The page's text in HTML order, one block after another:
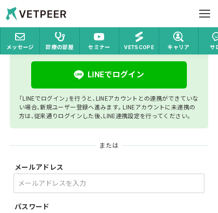
Vetpeer 獣医師みんなで作る、情報交換コミュ
お問い合わせ
新規登録
メッセージ 診療の部屋 セミナー VETSCOPE キャリア サ
ホーム ログイン
ログイン
LINEでログイン
「LINEでログイン」を行うと、LINEアカウントとの連携ができていな
い場合、新規ユーザー登録へ進みます。LINEアカウントに未連携の
方は、従来通りログインした後、LINE連携設定を行ってください。
または
メールアドレス
パスワード